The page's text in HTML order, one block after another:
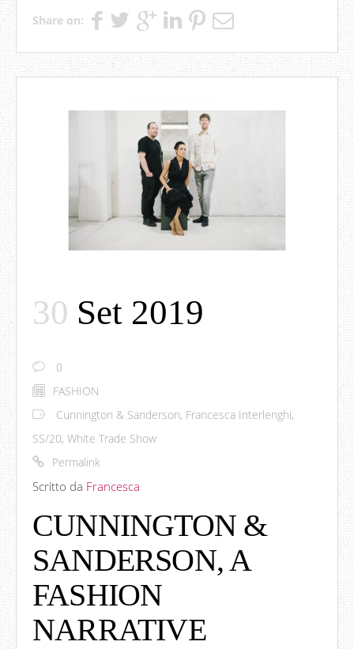
Share on:
30 Set 2019
0
FASHION
Cunnington & Sanderson, Francesca Interlenghi,
SS/20, White Trade Show
Permalink
Scritto da Francesca
CUNNINGTON &
SANDERSON, A
FASHION
NARRATIVE